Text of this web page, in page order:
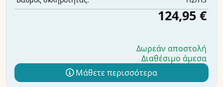
124,95 €
Δωρεάν αποστολή
Διαθέσιμο άμεσα
Μάθετε περισσότερα